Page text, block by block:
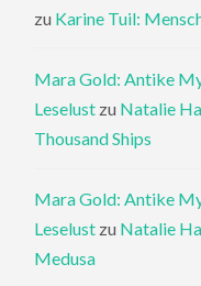
zu Karine Tuil:
Mara Gold: Antike
Leselust zu Natalie
Thousand Ships
Mara Gold: Antike
Leselust zu Natalie
Medusa